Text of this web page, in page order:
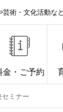
術・文化活動な
金・ご予約
ミナー